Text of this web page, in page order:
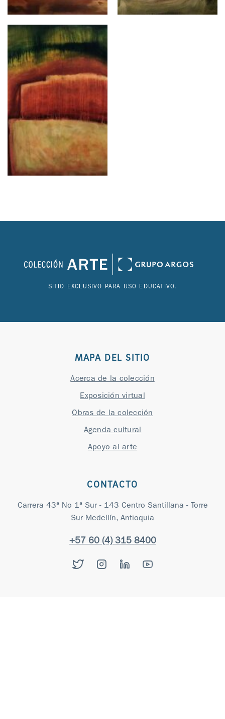
SITIO EXCLUSIVO PARA USO EDUCATIVO.
MAPA DEL SITIO
Acerca de la colección
Exposición virtual
Obras de la colección
Agenda cultural
Apoyo al arte
CONTACTO
Carrera 43ª No 1ª Sur - 143 Centro Santillana - Torre
Sur Medellín, Antioquia
+57 60 (4) 315 8400